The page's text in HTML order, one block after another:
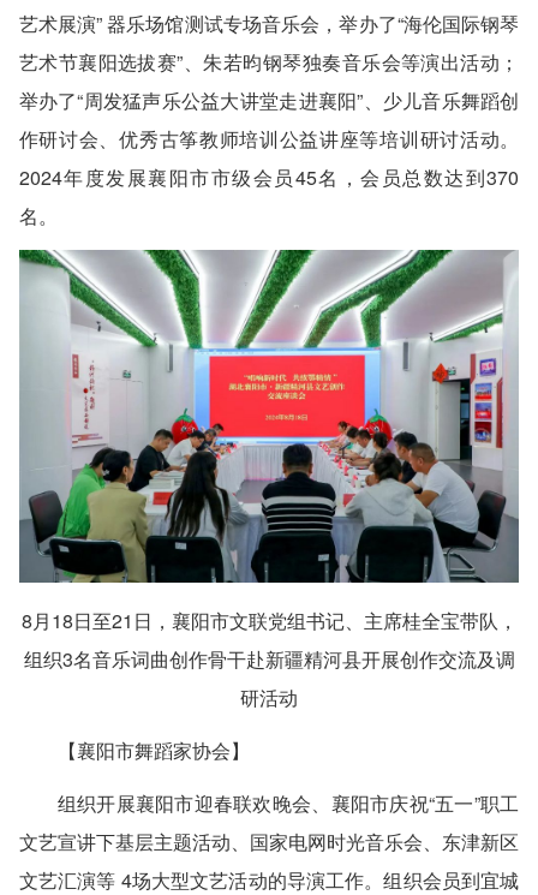
艺术展演” 器乐场馆测试专场音乐会，举办了“海伦国际钢琴
艺术节襄阳选拔赛”、朱若昀钢琴独奏音乐会等演出活动；
举办了“周发猛声乐公益大讲堂走进襄阳”、少儿音乐舞蹈创
作研讨会、优秀古筝教师培训公益讲座等培训研讨活动。
2024年度发展襄阳市市级会员45名，会员总数达到370
名。
8月18日至21日，襄阳市文联党组书记、主席桂全宝带队，
组织3名音乐词曲创作骨干赴新疆精河县开展创作交流及调
研活动
【襄阳市舞蹈家协会】
组织开展襄阳市迎春联欢晚会、襄阳市庆祝“五一”职工
文艺宣讲下基层主题活动、国家电网时光音乐会、东津新区
文艺汇演等 4场大型文艺活动的导演工作。组织会员到宜城